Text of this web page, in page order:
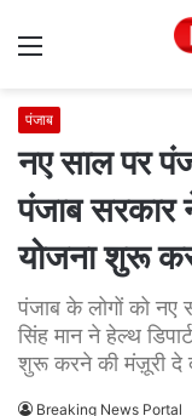
Menu
पंजाब
नए साल पर
पंजाब
योजना शुरू
पंजाब के लोगों को नए
सिंह मान ने हेल्थ
शुरू करने की मंज़ूरी दे
Breaking News Portal